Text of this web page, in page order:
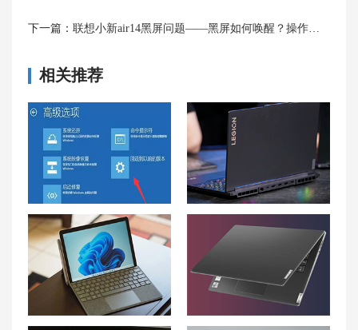
下一篇： 联想小新air14黑屏问题——黑屏如何唤醒？操作步骤是什么？
相关推荐
win10自动修复失败无限循环怎么办 win10一直卡在自动修复怎么解决 联想拯救者Y9000K笔记本发热过高原因分析与改善策略！
联想拯救者Y9000K笔记本经常死机？详细排查步骤大揭秘！ 联想笔记本唤醒黑屏原因和方法——联想笔记本电脑开不了机怎么解决